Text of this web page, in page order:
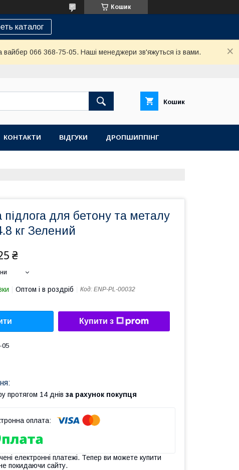
Кошик
каталог
вайбер 066 368-75-05. Наші менеджери зв'яжуться із вами.
Кошик
КОНТАКТИ ВІДГУКИ ДРОПШИППІНГ
для бетону та металу
кг Зелений
₴
Оптом і в роздріб Код: ENP-PL-00032
Купити з
05
протягом 14 днів за рахунок покупця
електронні платежі. Тепер ви можете купити
покидаючи сайту.